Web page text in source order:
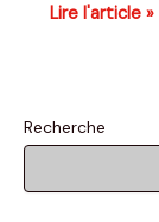
Aéro
de
l’aviation
depuis
Lire l'article »
Recherche